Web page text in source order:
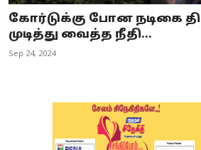
கோர்டுக்கு போன நடிகை
முடித்து வைத்த நீதி...
Sep 24, 2024